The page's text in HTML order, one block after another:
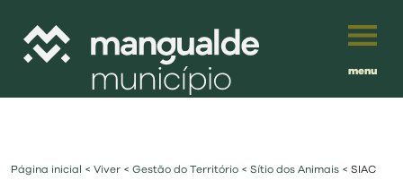
menu
Português
Página inicial < Viver < Gestão do Território < Sítio dos Animais < SIAC